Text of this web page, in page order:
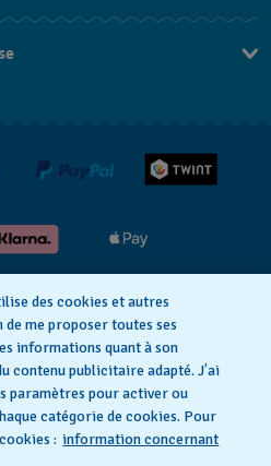
de confidentialité
les cookies
des cookies et autres
me proposer toutes ses
informations quant à son
contenu publicitaire adapté. J’ai
paramètres pour activer ou
catégorie de cookies. Pour
: information concernant